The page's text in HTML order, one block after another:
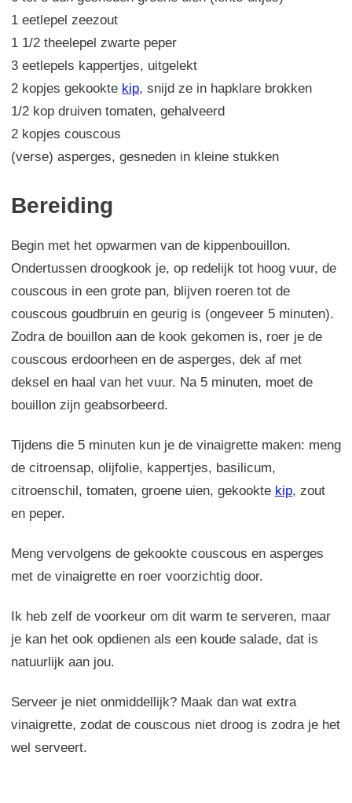
1 eetlepel zeezout
1 1/2 theelepel zwarte peper
3 eetlepels kappertjes, uitgelekt
2 kopjes gekookte kip, snijd ze in hapklare brokken
1/2 kop druiven tomaten, gehalveerd
2 kopjes couscous
(verse) asperges, gesneden in kleine stukken
Bereiding
Begin met het opwarmen van de kippenbouillon.
Ondertussen droogkook je, op redelijk tot hoog vuur, de
couscous in een grote pan, blijven roeren tot de
couscous goudbruin en geurig is (ongeveer 5 minuten).
Zodra de bouillon aan de kook gekomen is, roer je de
couscous erdoorheen en de asperges, dek af met
deksel en haal van het vuur. Na 5 minuten, moet de
bouillon zijn geabsorbeerd.
Tijdens die 5 minuten kun je de vinaigrette maken: meng
de citroensap, olijfolie, kappertjes, basilicum,
citroenschil, tomaten, groene uien, gekookte kip, zout
en peper.
Meng vervolgens de gekookte couscous en asperges
met de vinaigrette en roer voorzichtig door.
Ik heb zelf de voorkeur om dit warm te serveren, maar
je kan het ook opdienen als een koude salade, dat is
natuurlijk aan jou.
Serveer je niet onmiddellijk? Maak dan wat extra
vinaigrette, zodat de couscous niet droog is zodra je het
wel serveert.